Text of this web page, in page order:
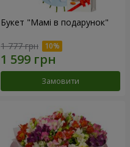
Букет "Мамі в подарунок"
1 777 грн
Замовити